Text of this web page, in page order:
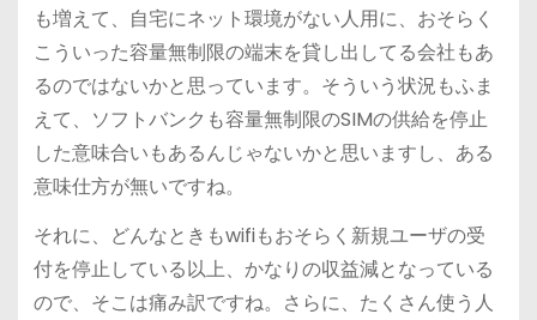
も増えて、自宅にネット環境がない人用に、おそらく
こういった容量無制限の端末を貸し出してる会社もあ
るのではないかと思っています。そういう状況もふま
えて、ソフトバンクも容量無制限のSIMの供給を停止
した意味合いもあるんじゃないかと思いますし、ある
意味仕方が無いですね。
それに、どんなときもwifiもおそらく新規ユーザの受
付を停止している以上、かなりの収益減となっている
ので、そこは痛み訳ですね。さらに、たくさん使う人